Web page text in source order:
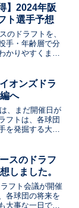
ています。今年
手を探したい人
】2024年阪
ト選手予想
のドラフトを、
手・年齢層で分
かりやすくまと
年のドラフト会
人は必読です。
オンズドラ
へ
、まだ開催日が
フトは、各球団
を発掘する大事
ム再編成が非常
スのドラフ
しました。
フト会議が開催
各球団の将来を
大事な一日でし